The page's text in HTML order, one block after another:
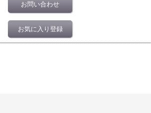
お問い合わせ
お気に入り登録